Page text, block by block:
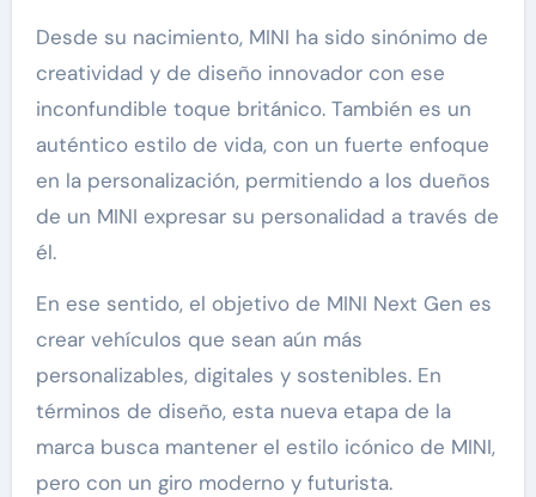
Desde su nacimiento, MINI ha sido sinónimo de
creatividad y de diseño innovador con ese
inconfundible toque británico. También es un
auténtico estilo de vida, con un fuerte enfoque
en la personalización, permitiendo a los dueños
de un MINI expresar su personalidad a través de
él.
En ese sentido, el objetivo de MINI Next Gen es
crear vehículos que sean aún más
personalizables, digitales y sostenibles. En
términos de diseño, esta nueva etapa de la
marca busca mantener el estilo icónico de MINI,
pero con un giro moderno y futurista.